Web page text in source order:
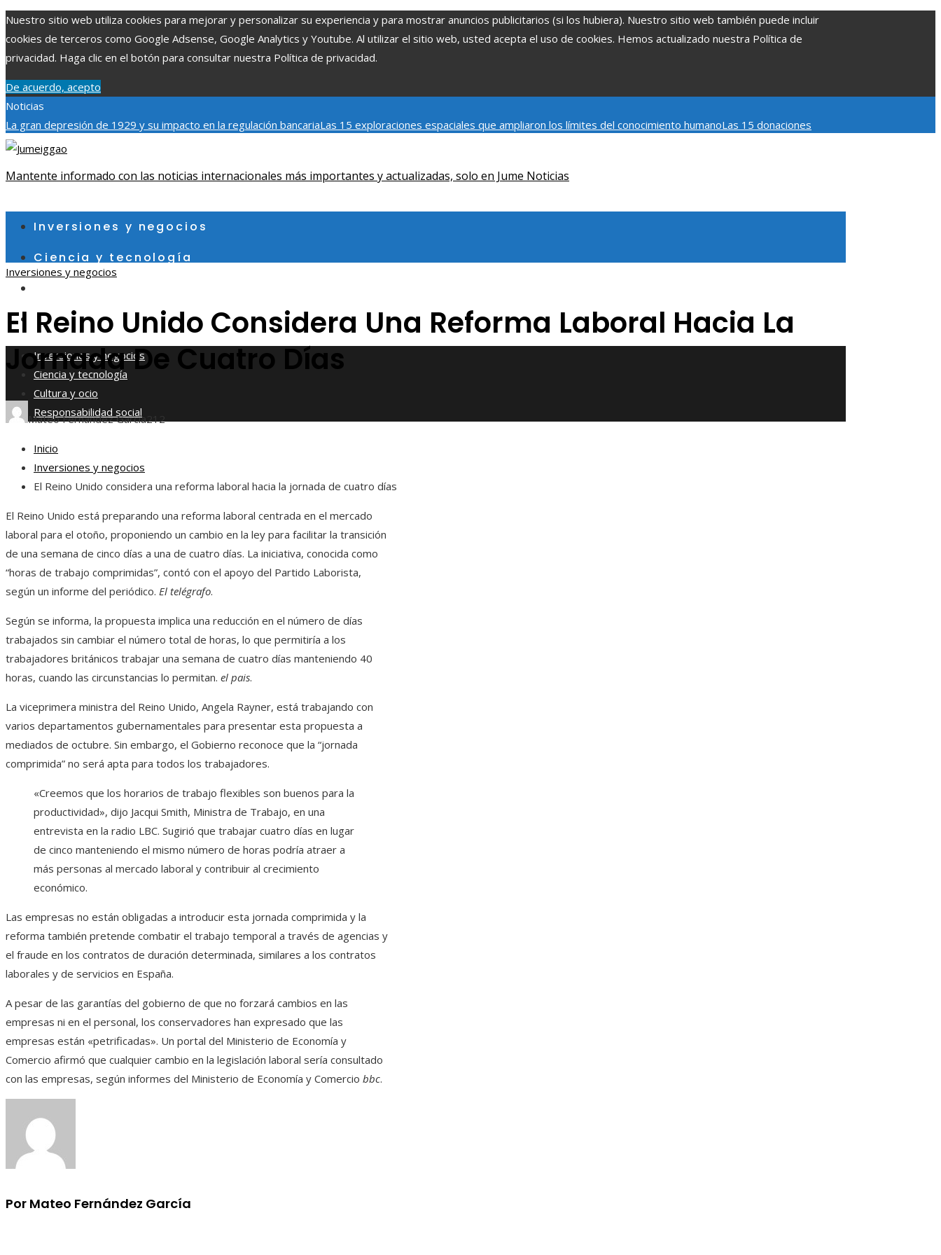
Nuestro sitio web utiliza cookies para mejorar y personalizar su experiencia y para mostrar anuncios publicitarios (si los hubiera). Nuestro sitio web también puede incluir
cookies de terceros como Google Adsense, Google Analytics y Youtube. Al utilizar el sitio web, usted acepta el uso de cookies. Hemos actualizado nuestra Política de
privacidad. Haga clic en el botón para consultar nuestra Política de privacidad.
De acuerdo, acepto
Noticias
La gran depresión de 1929 y su impacto en la regulación bancariaLas 15 exploraciones espaciales que ampliaron los límites del conocimiento humanoLas 15 donaciones
individuales más grandes y su impacto en la ciencia y tecnología
jueves, agosto 6
Mantente informado con las noticias internacionales más importantes y actualizadas, solo en Jume Noticias
Inversiones y negocios
Ciencia y tecnología
Responsabilidad social
Inversiones y negocios
Ciencia y tecnología
Cultura y ocio
Responsabilidad social
Inversiones y negocios
El Reino Unido Considera Una Reforma Laboral Hacia La
Jornada De Cuatro Días
Mateo Fernández García212
Inicio
Inversiones y negocios
El Reino Unido considera una reforma laboral hacia la jornada de cuatro días
El Reino Unido está preparando una reforma laboral centrada en el mercado
laboral para el otoño, proponiendo un cambio en la ley para facilitar la transición
de una semana de cinco días a una de cuatro días. La iniciativa, conocida como
“horas de trabajo comprimidas”, contó con el apoyo del Partido Laborista,
según un informe del periódico. El telégrafo.
Según se informa, la propuesta implica una reducción en el número de días
trabajados sin cambiar el número total de horas, lo que permitiría a los
trabajadores británicos trabajar una semana de cuatro días manteniendo 40
horas, cuando las circunstancias lo permitan. el pais.
La viceprimera ministra del Reino Unido, Angela Rayner, está trabajando con
varios departamentos gubernamentales para presentar esta propuesta a
mediados de octubre. Sin embargo, el Gobierno reconoce que la “jornada
comprimida” no será apta para todos los trabajadores.
«Creemos que los horarios de trabajo flexibles son buenos para la
productividad», dijo Jacqui Smith, Ministra de Trabajo, en una
entrevista en la radio LBC. Sugirió que trabajar cuatro días en lugar
de cinco manteniendo el mismo número de horas podría atraer a
más personas al mercado laboral y contribuir al crecimiento
económico.
Las empresas no están obligadas a introducir esta jornada comprimida y la
reforma también pretende combatir el trabajo temporal a través de agencias y
el fraude en los contratos de duración determinada, similares a los contratos
laborales y de servicios en España.
A pesar de las garantías del gobierno de que no forzará cambios en las
empresas ni en el personal, los conservadores han expresado que las
empresas están «petrificadas». Un portal del Ministerio de Economía y
Comercio afirmó que cualquier cambio en la legislación laboral sería consultado
con las empresas, según informes del Ministerio de Economía y Comercio bbc.
Por Mateo Fernández García